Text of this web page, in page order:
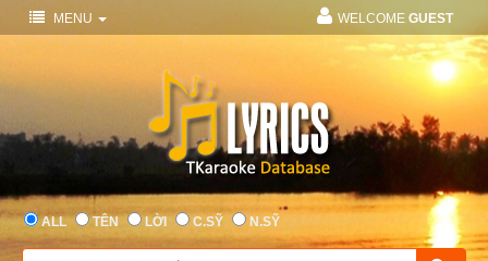
MENU WELCOME GUEST
ALL TÊN LỜI C.SỸ N.SỸ